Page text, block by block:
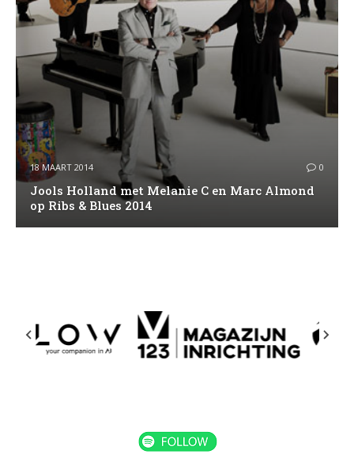
18 MAART 2014 0
Jools Holland met Melanie C en Marc Almond
op Ribs & Blues 2014